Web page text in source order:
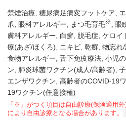
禁煙治療 糖尿病足病変フットケア
爪
眼科アレルギー まつ毛育毛※ 眼
膚科アレルギー
白癬 脱毛症 ケロイ
療(あざ/ほくろ)
ニキビ 乾癬 物忘れ
食物アレルギー 舌下免疫療法 小児
ン
肺炎球菌ワクチン(成人/高齢者)
エンザワクチン 高齢者のCOVID-19
19ワクチン(任意接種)
「※」がつく項目は自由診療(保険適用
により自由診療となる場合があります。